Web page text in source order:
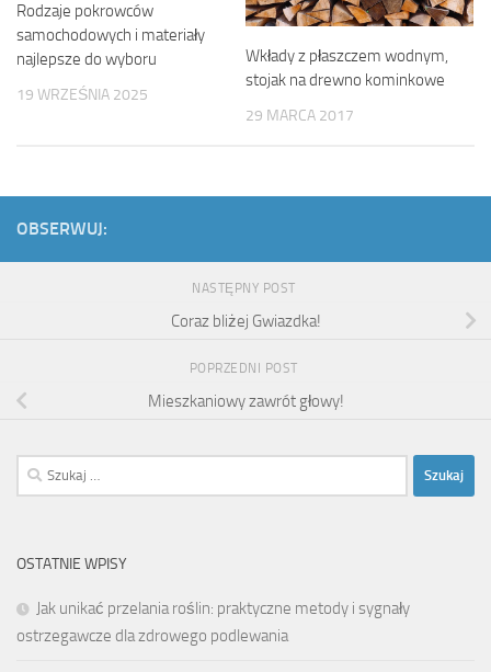
Rodzaje pokrowców
samochodowych i materiały
najlepsze do wyboru
19 WRZEŚNIA 2025
Wkłady z płaszczem wodnym,
stojak na drewno kominkowe
29 MARCA 2017
OBSERWUJ:
NASTĘPNY POST
Coraz bliżej Gwiazdka!
POPRZEDNI POST
Mieszkaniowy zawrót głowy!
Szukaj:
OSTATNIE WPISY
Jak unikać przelania roślin: praktyczne metody i sygnały
ostrzegawcze dla zdrowego podlewania